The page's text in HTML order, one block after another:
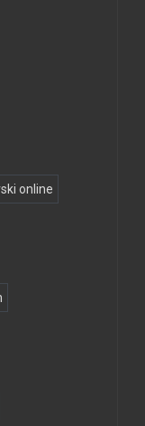
online